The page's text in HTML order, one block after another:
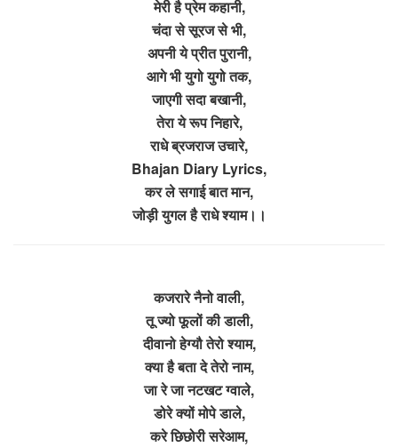
मेरी है प्रेम कहानी,
चंदा से सूरज से भी,
अपनी ये प्रीत पुरानी,
आगे भी युगो युगो तक,
जाएगी सदा बखानी,
तेरा ये रूप निहारे,
राधे ब्रजराज उचारे,
Bhajan Diary Lyrics,
कर ले सगाई बात मान,
जोड़ी युगल है राधे श्याम।।
कजरारे नैनो वाली,
तू ज्यो फूलों की डाली,
दीवानो हेग्यौ तेरो श्याम,
क्या है बता दे तेरो नाम,
जा रे जा नटखट ग्वाले,
डोरे क्यों मोपे डाले,
करे छिछोरी सरेआम,